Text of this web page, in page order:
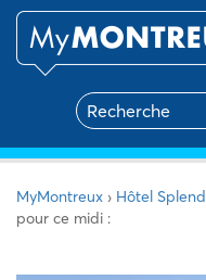
MyMontreux › Hôtel
pour ce midi :